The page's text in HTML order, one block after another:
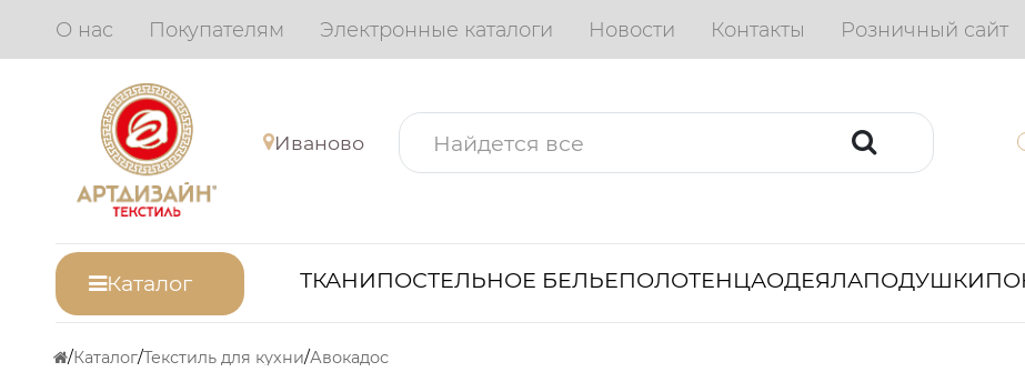
О нас Покупателям Электронные каталоги Новости Контакты Розничный сайт
Иваново
Каталог ТКАНИПОСТЕЛЬНОЕ БЕЛЬЕПОЛОТЕНЦАОДЕЯЛАПОДУШКИ
Каталог Текстиль для кухни Авокадос